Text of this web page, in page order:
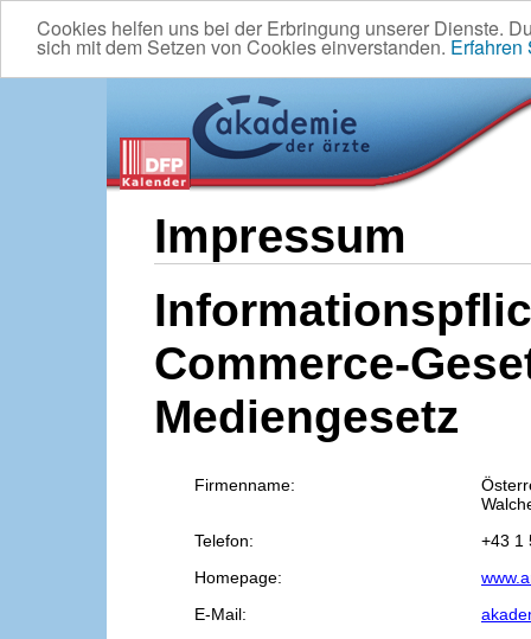
Cookies helfen uns bei der Erbringung unserer Dienste.
sich mit dem Setzen von Cookies einverstanden. Erfahren
Impressum
Commerce-
Mediengesetz
Firmenname:
Telefon:
+43 1
Homepage:
E-Mail: